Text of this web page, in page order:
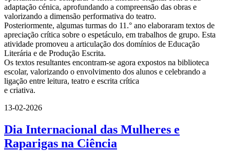
adaptação cénica, aprofundando a compreensão das obras e
valorizando a dimensão performativa do teatro.
Posteriormente, algumas turmas do 11.° ano elaboraram textos de
apreciação crítica sobre o espetáculo, em trabalhos de grupo. Esta
atividade promoveu a articulação dos domínios de Educação
Literária e de Produção Escrita.
Os textos resultantes encontram-se agora expostos na biblioteca
escolar, valorizando o envolvimento dos alunos e celebrando a
ligação entre leitura, teatro e escrita crítica
e criativa.
13-02-2026
Dia Internacional das Mulheres e
Raparigas na Ciência